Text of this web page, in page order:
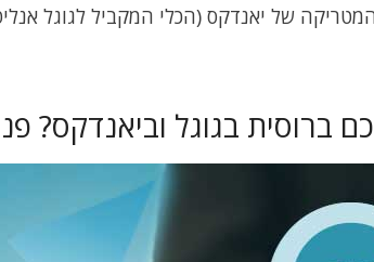
של יאנדקס (הכלי המקביל לגוגל
בגוגל וביאנדקס? פנו